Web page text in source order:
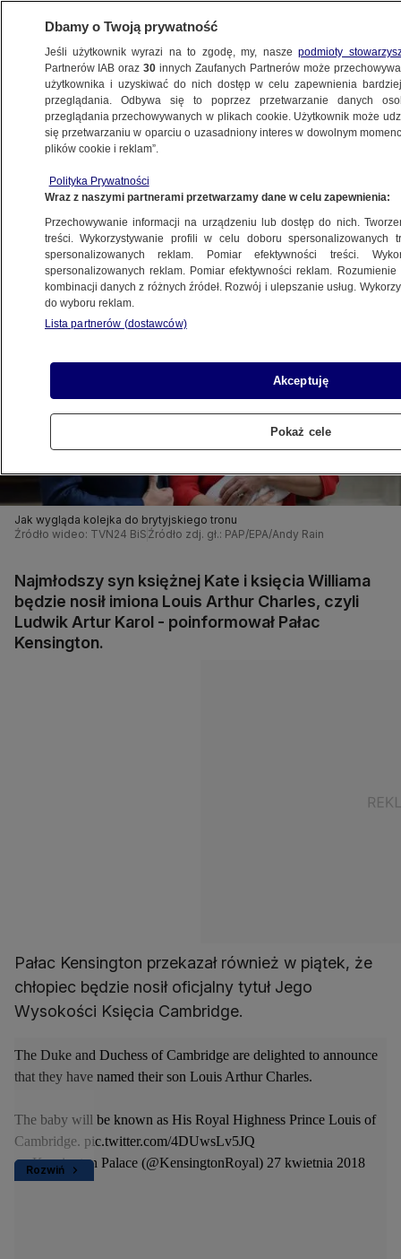
ŚWIAT
27.04.2018, 12:54
Udostępnij
Jak wygląda kolejka do brytyjskiego tronu
Źródło wideo: TVN24 BiS Źródło zdj. gł.: PAP/EPA/Andy Rain
Najmłodszy syn księżnej Kate i księcia Williama
będzie nosił imiona Louis Arthur Charles, czyli
Ludwik Artur Karol - poinformował Pałac
Kensington.
Pałac Kensington przekazał również w piątek, że
chłopiec będzie nosił oficjalny tytuł Jego
Wysokości Księcia Cambridge.
Rozwiń
The Duke and Duchess of Cambridge are delighted to announce
that they have named their son Louis Arthur Charles.
The baby will be known as His Royal Highness Prince Louis of
Cambridge. pic.twitter.com/4DUwsLv5JQ
— Kensington Palace (@KensingtonRoyal) 27 kwietnia 2018
Dbamy o Twoją prywatność
Jeśli użytkownik wyrazi na to zgodę, my, naszepodmioty
Partnerów IAB oraz30 innych Zaufanych Partnerów może
użytkownika i uzyskiwać do nich dostęp w celu zapewnienia
przeglądania. Odbywa się to poprzez przetwarzanie danych
przeglądania przechowywanych w plikach cookie. Użytkownik może
się przetwarzaniu w oparciu o uzasadniony interes w dowolnym
plików cookie i reklam”.
Polityka Prywatności
Wraz z naszymi partnerami przetwarzamy dane w celu zapewnienia:
Przechowywanie informacji na urządzeniu lub dostęp do nich.
treści. Wykorzystywanie profili w celu doboru spersonalizowanych
spersonalizowanych reklam. Pomiar efektywności treści.
spersonalizowanych reklam. Pomiar efektywności reklam.
kombinacji danych z różnych źródeł. Rozwój i ulepszanie usług.
do wyboru reklam.
Lista partnerów (dostawców)
Akceptuję
Pokaż cele